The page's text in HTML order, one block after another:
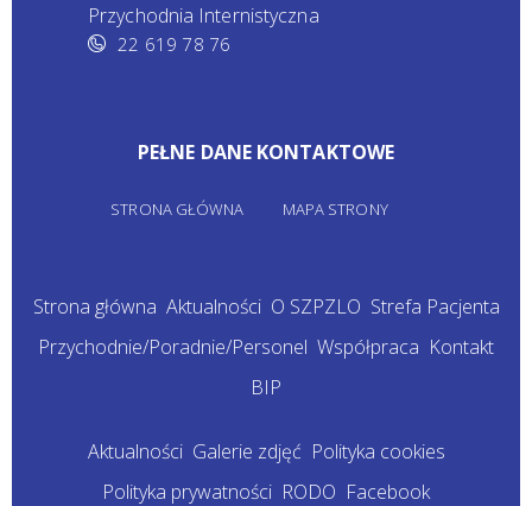
Przychodnia Internistyczna
22 619 78 76
PEŁNE DANE KONTAKTOWE
STRONA GŁÓWNA MAPA STRONY
Strona główna Aktualności O SZPZLO Strefa Pacjenta
Przychodnie/Poradnie/Personel Współpraca Kontakt
BIP
Aktualności Galerie zdjęć Polityka cookies
Polityka prywatności RODO Facebook